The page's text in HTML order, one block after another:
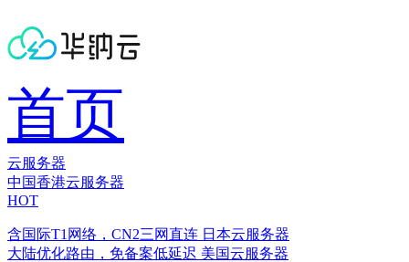
首页
云服务器
中国香港云服务器
HOT
含国际T1网络，CN2三网直连 日本云服务器
大陆优化路由，免备案低延迟 美国云服务器